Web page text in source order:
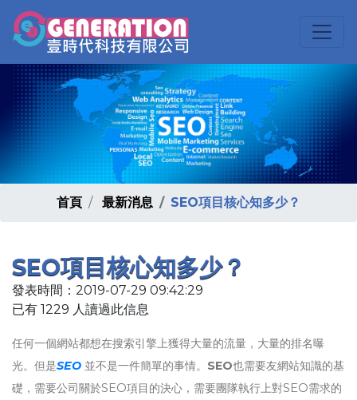
首頁 最新消息 SEO項目核心知多少？
SEO項目核心知多少？
發表時間：2019-07-29 09:42:29
已有 1229 人讀過此信息
任何一個網站都想在搜索引擎上獲得大量的流量，大量的排名曝
光。但是SEO 並不是一件簡單的事情。 SEO也需要友網站知識的基
礎，需要公司關於SEO項目的決心，需要團隊執行上對SEO需求的